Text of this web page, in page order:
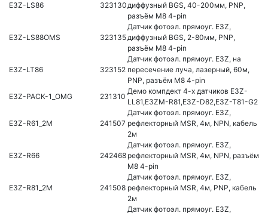
E3Z-LS86 323130диффузный BGS, 40-200мм, PNP,
разъём M8 4-pin
E3Z-LS88OMS 323135
Датчик фотоэл. прямоуг. E3Z,
диффузный BGS, 2-80мм, PNP,
разъём M8 4-pin
E3Z-LT86 323152
Датчик фотоэл. прямоуг. E3Z, на
пересечение луча, лазерный, 60м,
PNP, разъём M8 4-pin
E3Z-PACK-1_OMG
231310
Демо компдект 4-х датчиков E3Z-
LL81,E3ZM-R81,E3Z-D82,E3Z-T81-G2
E3Z-R61_2M 241507
Датчик фотоэл. прямоуг. E3Z,
рефлекторный MSR, 4м, NPN, кабель
2м
E3Z-R66 242468
Датчик фотоэл. прямоуг. E3Z,
рефлекторный MSR, 4м, NPN, разъём
M8 4-pin
E3Z-R81_2M 241508
Датчик фотоэл. прямоуг. E3Z,
рефлекторный MSR, 4м, PNP, кабель
2м
Датчик фотоэл. прямоуг. E3Z,